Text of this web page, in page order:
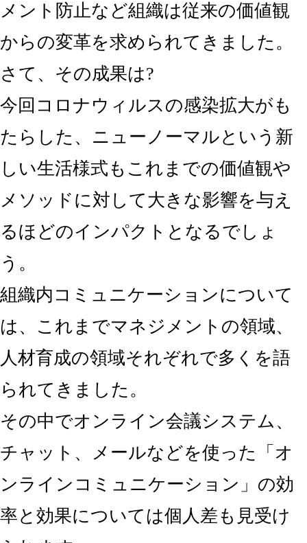
メント防止など組織は従来の価値観
からの変革を求められてきました。
さて、その成果は?
今回コロナウィルスの感染拡大がも
たらした、ニューノーマルという新
しい生活様式もこれまでの価値観や
メソッドに対して大きな影響を与え
るほどのインパクトとなるでしょ
う。
組織内コミュニケーションについて
は、これまでマネジメントの領域、
人材育成の領域それぞれで多くを語
られてきました。
その中でオンライン会議システム、
チャット、メールなどを使った「オ
ンラインコミュニケーション」の効
率と効果については個人差も見受け